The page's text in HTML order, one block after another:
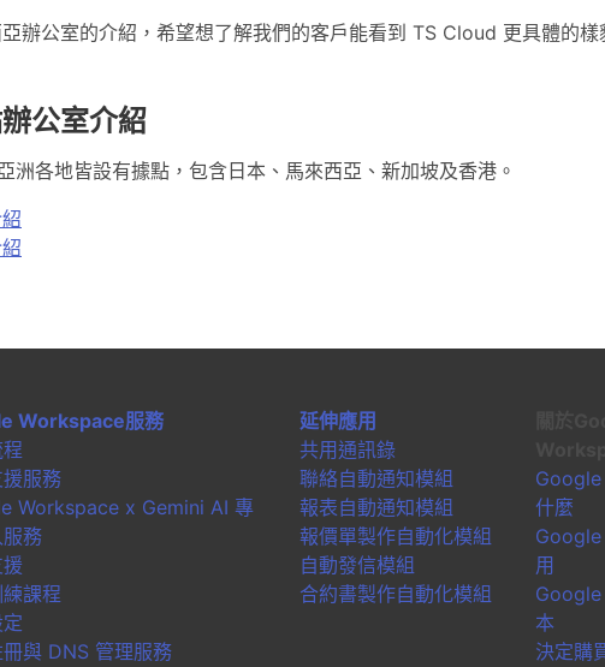
辦公室的介紹，希望想了解我們的客戶能看到 TS Cloud 更具體的樣
公室介紹
洲各地皆設有據點，包含日本、馬來西亞、新加坡及香港。
Workspace服務
服務
Workspace x Gemini AI 專
服務
課程
與 DNS 管理服務
延伸應用
共用通訊錄
聯絡自動通知模組
報表自動通知模組
報價單製作自動化模組
自動發信模組
合約書製作自動化模組
什麼
用
本
決定購